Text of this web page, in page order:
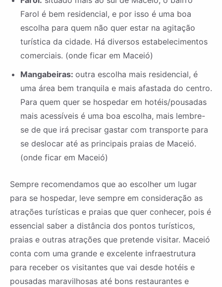
Farol é bem residencial, e por isso é uma boa
escolha para quem não quer estar na agitação
turística da cidade. Há diversos estabelecimentos
comerciais. (onde ficar em Maceió)
Mangabeiras: outra escolha mais residencial, é
uma área bem tranquila e mais afastada do centro.
Para quem quer se hospedar em hotéis/pousadas
mais acessíveis é uma boa escolha, mais lembre-
se de que irá precisar gastar com transporte para
se deslocar até as principais praias de Maceió.
(onde ficar em Maceió)
Sempre recomendamos que ao escolher um lugar
para se hospedar, leve sempre em consideração as
atrações turísticas e praias que quer conhecer, pois é
essencial saber a distância dos pontos turísticos,
praias e outras atrações que pretende visitar. Maceió
conta com uma grande e excelente infraestrutura
para receber os visitantes que vai desde hotéis e
pousadas maravilhosas até bons restaurantes e